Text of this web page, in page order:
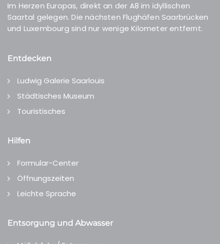
Im Herzen Europas, direkt an der A8 im idyllischen
Saartal gelegen. Die nächsten Flughäfen Saarbrücken
und Luxembourg sind nur wenige Kilometer entfernt.
Entdecken
Ludwig Galerie Saarlouis
Städtisches Museum
Touristisches
Hilfen
Formular-Center
Öffnungszeiten
Leichte Sprache
Entsorgung und Abwasser